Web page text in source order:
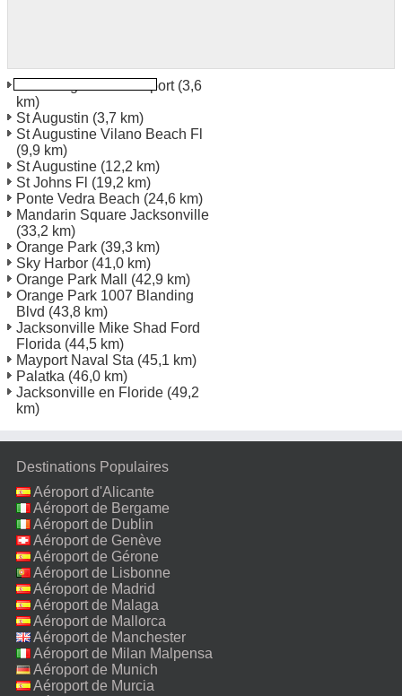
Saint Augustine Aéroport(3,6
km)
St Augustin (3,7 km)
St Augustine Vilano Beach Fl
(9,9 km)
St Augustine (12,2 km)
St Johns Fl (19,2 km)
Ponte Vedra Beach (24,6 km)
Mandarin Square Jacksonville
(33,2 km)
Orange Park (39,3 km)
Sky Harbor (41,0 km)
Orange Park Mall
(42,9 km)
Orange Park 1007 Blanding
Blvd (43,8 km)
Jacksonville Mike Shad Ford
Florida (44,5 km)
Mayport Naval Sta (45,1 km)
Palatka (46,0 km)
Jacksonville en Floride (49,2
km)
Destinations Populaires
Aéroport d'Alicante
Aéroport de Bergame
Aéroport de Dublin
Aéroport de Genève
Aéroport de Gérone
Aéroport de Lisbonne
Aéroport de Madrid
Aéroport de Malaga
Aéroport de Mallorca
Aéroport de Manchester
Aéroport de Milan Malpensa
Aéroport de Munich
Aéroport de Murcia